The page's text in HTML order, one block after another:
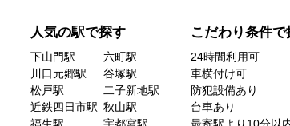
人気の駅で探す
下山門駅
六町駅
川口元郷駅
谷塚駅
松戸駅
二子新地駅
近鉄四日市駅 秋山駅
福生駅
宇都宮駅
こだわり条件で
24時間利用可
車横付け可
防犯設備あり
台車あり
最寄駅より10分以